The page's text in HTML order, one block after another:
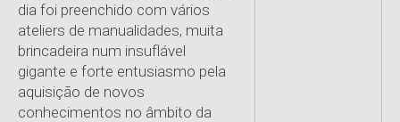
dia foi preenchido com vários
ateliers de manualidades, muita
brincadeira num insuflável
gigante e forte entusiasmo pela
aquisição de novos
conhecimentos no âmbito da